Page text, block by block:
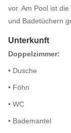
vor. Am Pool ist
und Badetüchern
Unterkunft
Doppelzimmer:
• Dusche
• Föhn
• WC
• Bademantel